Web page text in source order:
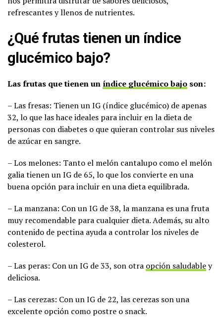
refrescantes y llenos de nutrientes.
¿Qué frutas tienen un índice
glucémico bajo?
Las frutas que tienen un índice glucémico bajo son:
– Las fresas: Tienen un IG (índice glucémico) de apenas
32, lo que las hace ideales para incluir en la dieta de
personas con diabetes o que quieran controlar sus niveles
de azúcar en sangre.
– Los melones: Tanto el melón cantalupo como el melón
galia tienen un IG de 65, lo que los convierte en una
buena opción para incluir en una dieta equilibrada.
– La manzana: Con un IG de 38, la manzana es una fruta
muy recomendable para cualquier dieta. Además, su alto
contenido de pectina ayuda a controlar los niveles de
colesterol.
– Las peras: Con un IG de 33, son otra opción saludabley
deliciosa.
– Las cerezas: Con un IG de 22, las cerezas son una
excelente opción como postre o snack.